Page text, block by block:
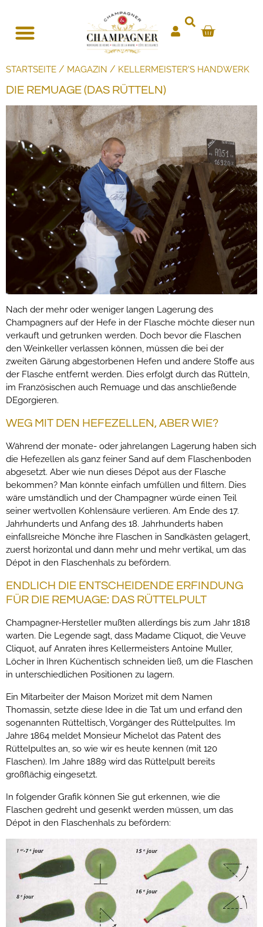
STARTSEITE / MAGAZIN / KELLERMEISTER'S HANDWERK
DIE REMUAGE (DAS RÜTTELN)
Nach der mehr oder weniger langen Lagerung des
Champagners auf der Hefe in der Flasche möchte dieser nun
verkauft und getrunken werden. Doch bevor die Flaschen
den Weinkeller verlassen können, müssen die bei der
zweiten Gärung abgestorbenen Hefen und andere Stoffe aus
der Flasche entfernt werden. Dies erfolgt durch das Rütteln,
im Französischen auch Remuage und das anschließende
DEgorgieren.
WEG MIT DEN HEFEZELLEN, ABER WIE?
Während der monate- oder jahrelangen Lagerung haben sich
die Hefezellen als ganz feiner Sand auf dem Flaschenboden
abgesetzt. Aber wie nun dieses Dépot aus der Flasche
bekommen? Man könnte einfach umfüllen und filtern. Dies
wäre umständlich und der Champagner würde einen Teil
seiner wertvollen Kohlensäure verlieren. Am Ende des 17.
Jahrhunderts und Anfang des 18. Jahrhunderts haben
einfallsreiche Mönche ihre Flaschen in Sandkästen gelagert,
zuerst horizontal und dann mehr und mehr vertikal, um das
Dépot in den Flaschenhals zu befördern.
ENDLICH DIE ENTSCHEIDENDE ERFINDUNG
FÜR DIE REMUAGE: DAS RÜTTELPULT
Champagner-Hersteller mußten allerdings bis zum Jahr 1818
warten. Die Legende sagt, dass Madame Cliquot, die Veuve
Cliquot, auf Anraten ihres Kellermeisters Antoine Muller,
Löcher in Ihren Küchentisch schneiden ließ, um die Flaschen
in unterschiedlichen Positionen zu lagern.
Ein Mitarbeiter der Maison Morizet mit dem Namen
Thomassin, setzte diese Idee in die Tat um und erfand den
sogenannten Rütteltisch, Vorgänger des Rüttelpultes. Im
Jahre 1864 meldet Monsieur Michelot das Patent des
Rüttelpultes an, so wie wir es heute kennen (mit 120
Flaschen). Im Jahre 1889 wird das Rüttelpult bereits
großflächig eingesetzt.
In folgender Grafik können Sie gut erkennen, wie die
Flaschen gedreht und gesenkt werden müssen, um das
Dépot in den Flaschenhals zu befördern: